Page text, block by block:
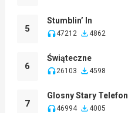
5
Stumblin’ In
47212 4862
6
Świąteczne
26103 4598
7
Glosny Stary Telefon
46994 4005